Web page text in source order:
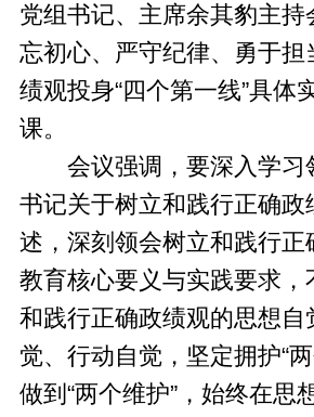
党组书记、主席余其豹主持
忘初心、严守纪律、勇于担
绩观投身“四个第一线”具体
课。
会议强调，要深入学习
书记关于树立和践行正确政
述，深刻领会树立和践行正
教育核心要义与实践要求，
和践行正确政绩观的思想自
觉、行动自觉，坚定拥护“
做到“两个维护”，始终在思